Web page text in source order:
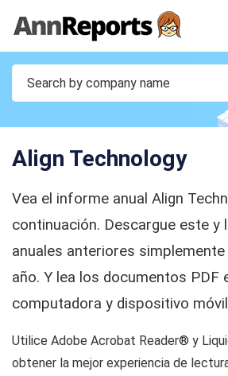
Align Technology
Vea el informe anual Align
continuación. Descargue este y
anuales anteriores simplemente
año. Y lea los documentos PDF
computadora y dispositivo
Utilice Adobe Acrobat Reader® y
obtener la mejor experiencia de